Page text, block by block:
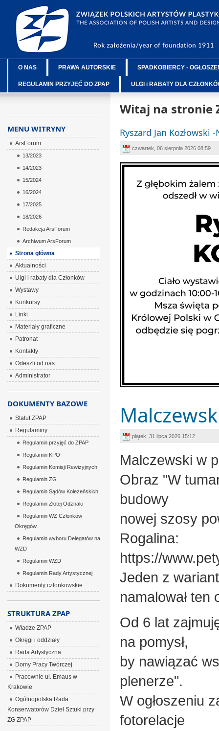
O NAS PRAWA AUTORSKIE SPADKOBIERCY -
REGULAMIN PRZYJĘĆ DO ZPAP ULGI i RABATY DLA
Witaj na stronie
Ryszard Jan Kozłowski
czwartek, 06 sierpnia 2026 08:59
piątek, 31 lipca 2026 15:12
Malczewski w
Obraz "W
budowy
nowej szosy
Rogalina:
https://
Jeden z
namalował ten
Od 6 lat
na pomysł,
by nawiązać
plenerze".
W ogłoszeniu
fotorelacje
MENU WITRYNY
ArsForum
13/2023
14/2023
15/2024
16/2024
17/2025
18/2026
Redakcja ArsForum
Archiwum ArsForum
Strona główna
Aktualności
Ulgi i rabaty dla Członków
Wystawy
Konkursy
Linki
Materiały graficzne
Patronat
Kontakty
Odeszli od nas
Administrator
DOKUMENTY BAZOWE
Statut ZPAP
Regulaminy
Regulamin przyjęć do ZPAP
Regulamin KPO
Regulamin Komisji Rewizyjnych
Regulamin ZG
Regulamin Sądów Koleżeńskich
Regulamin Złotej Odznaki
Regulamin WZ Członków
Okręgów
Regulamin wyboru Delegatów na
WZD
Regulamin WZD
Regulamin Rady Artystycznej
Dokumenty członkowskie
STRUKTURA ZPAP
Władze ZPAP
Okręgi i oddziały
Rada Artystyczna
Domy Pracy Twórczej
Pracownie ul. Emaus w
Krakowie
Ogólnopolska Rada
Konserwatorów Dzieł Sztuki przy
ZG ZPAP